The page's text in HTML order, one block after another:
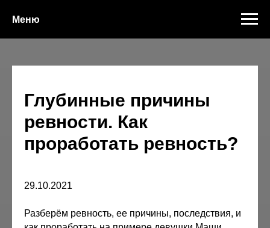
Меню
Глубинные причины
ревности. Как
проработать ревность?
29.10.2021
Разберём ревность, ее причины, последствия, и